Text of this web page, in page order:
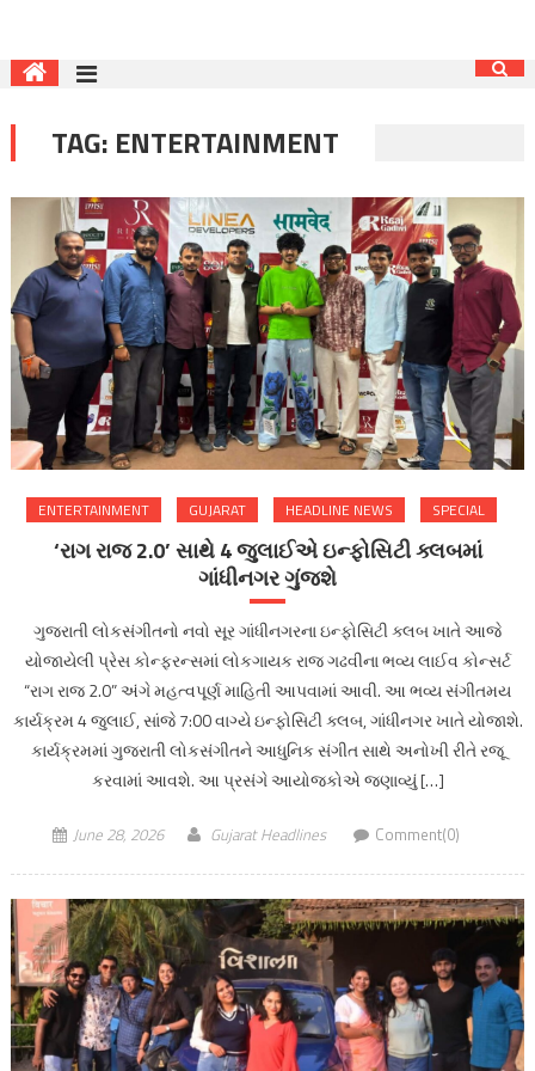
TAG: ENTERTAINMENT
ENTERTAINMENT GUJARAT HEADLINE NEWS SPECIAL
‘રાગ રાજ 2.0’ સાથે 4 જુલાઈએ ઇન્ફોસિટી ક્લબમાં
ગાંધીનગર ગુંજશે
ગુજરાતી લોકસંગીતનો નવો સૂર ગાંધીનગરના ઇન્ફોસિટી ક્લબ ખાતે આજે
યોજાયેલી પ્રેસ કોન્ફરન્સમાં લોકગાયક રાજ ગઢવીના ભવ્ય લાઈવ કોન્સર્ટ
“રાગ રાજ 2.0” અંગે મહત્વપૂર્ણ માહિતી આપવામાં આવી. આ ભવ્ય સંગીતમય
કાર્યક્રમ 4 જુલાઈ, સાંજે 7:00 વાગ્યે ઇન્ફોસિટી ક્લબ, ગાંધીનગર ખાતે યોજાશે.
કાર્યક્રમમાં ગુજરાતી લોકસંગીતને આધુનિક સંગીત સાથે અનોખી રીતે રજૂ
કરવામાં આવશે. આ પ્રસંગે આયોજકોએ જણાવ્યું […]
June 28, 2026 Gujarat Headlines Comment(0)